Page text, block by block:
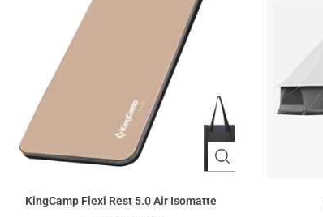
KingCamp Flexi Rest 5.0 Air Isomatte